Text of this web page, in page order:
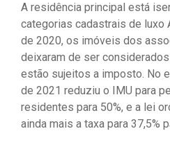
A residência principal está
categorias cadastrais de luxo
de 2020, os imóveis dos
deixaram de ser
estão sujeitos a imposto. No
de 2021 reduziu o IMU para
residentes para 50%, e a lei
ainda mais a taxa para 37,5%